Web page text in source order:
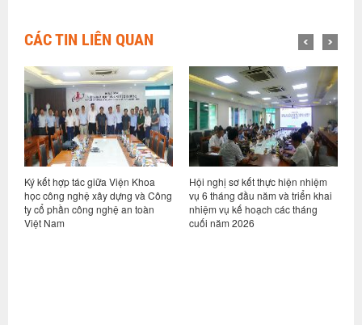
CÁC TIN LIÊN QUAN
Ký kết hợp tác giữa Viện Khoa
học công nghệ xây dựng và Công
ty cổ phần công nghệ an toàn
Việt Nam
Hội nghị sơ kết thực hiện nhiệm
vụ 6 tháng đầu năm và triển khai
nhiệm vụ kế hoạch các tháng
cuối năm 2026